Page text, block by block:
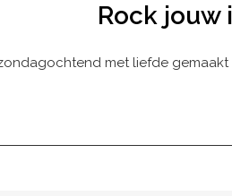
Rock jouw
met liefde